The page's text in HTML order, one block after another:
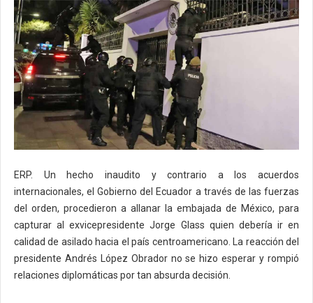
ERP. Un hecho inaudito y contrario a los acuerdos
internacionales, el Gobierno del Ecuador a través de las fuerzas
del orden, procedieron a allanar la embajada de México, para
capturar al exvicepresidente Jorge Glass quien debería ir en
calidad de asilado hacia el país centroamericano. La reacción del
presidente Andrés López Obrador no se hizo esperar y rompió
relaciones diplomáticas por tan absurda decisión.